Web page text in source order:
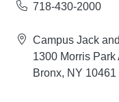
718-430-2000
Campus Jack
1300 Morris Park
Bronx, NY 10461